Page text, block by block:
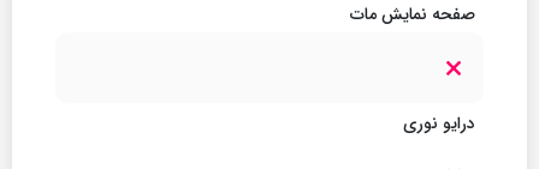
صفحه نمایش مات
درایو نوری